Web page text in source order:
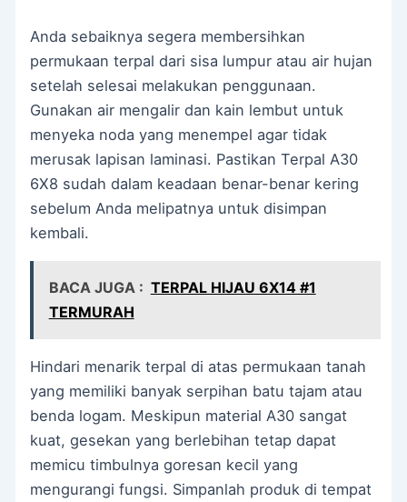
Anda sebaiknya segera membersihkan
permukaan terpal dari sisa lumpur atau air hujan
setelah selesai melakukan penggunaan.
Gunakan air mengalir dan kain lembut untuk
menyeka noda yang menempel agar tidak
merusak lapisan laminasi. Pastikan Terpal A30
6X8 sudah dalam keadaan benar-benar kering
sebelum Anda melipatnya untuk disimpan
kembali.
BACA JUGA : TERPAL HIJAU 6X14 #1
TERMURAH
Hindari menarik terpal di atas permukaan tanah
yang memiliki banyak serpihan batu tajam atau
benda logam. Meskipun material A30 sangat
kuat, gesekan yang berlebihan tetap dapat
memicu timbulnya goresan kecil yang
mengurangi fungsi. Simpanlah produk di tempat